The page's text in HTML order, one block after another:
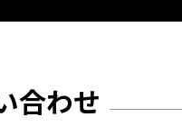
合わせ